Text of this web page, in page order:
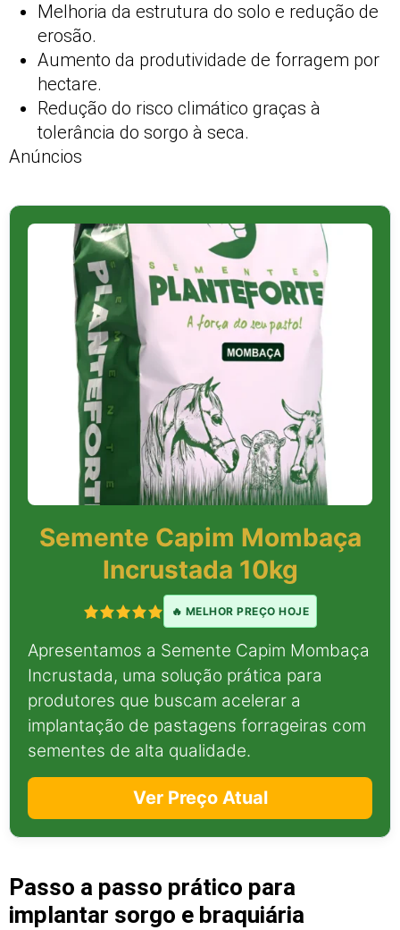
Melhoria da estrutura do solo e redução de
erosão.
Aumento da produtividade de forragem por
hectare.
Redução do risco climático graças à
tolerância do sorgo à seca.
Anúncios
Semente Capim Mombaça
Incrustada 10kg
🔥 MELHOR PREÇO HOJE
Apresentamos a Semente Capim Mombaça
Incrustada, uma solução prática para
produtores que buscam acelerar a
implantação de pastagens forrageiras com
sementes de alta qualidade.
Ver Preço Atual
Passo a passo prático para
implantar sorgo e braquiária